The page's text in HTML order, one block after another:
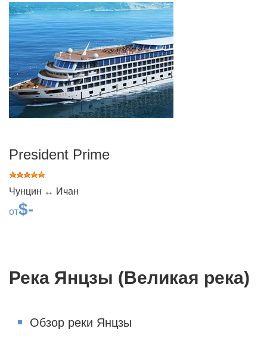
President Prime
Чунцин ↔ Ичан
от$-
Река Янцзы (Великая река)
Обзор реки Янцзы